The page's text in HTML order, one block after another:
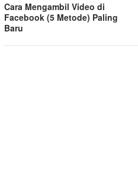
Cara Mengambil Video di
Facebook (5 Metode) Paling
Baru